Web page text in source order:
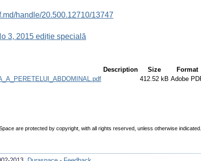
handle/20.500.12710/13747
3, 2015 ediție specială
Description Size
Format
412.52 kB Adobe
are protected by copyright, with all rights reserved, unless otherwise indicated.